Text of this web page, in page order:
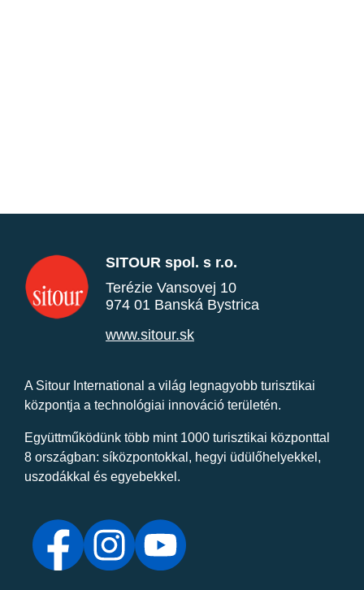
SITOUR spol. s r.o.
Terézie Vansovej 10
974 01 Banská Bystrica
www.sitour.sk
A Sitour International a világ legnagyobb turisztikai
központja a technológiai innováció területén.
Együttműködünk több mint 1000 turisztikai központtal
8 országban: síközpontokkal, hegyi üdülőhelyekkel,
uszodákkal és egyebekkel.